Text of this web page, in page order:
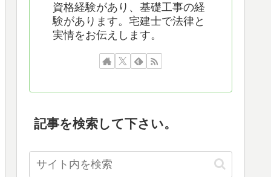
資格経験があり、基礎工事の経
験があります。宅建士で法律と
実情をお伝えします。
記事を検索して下さい。